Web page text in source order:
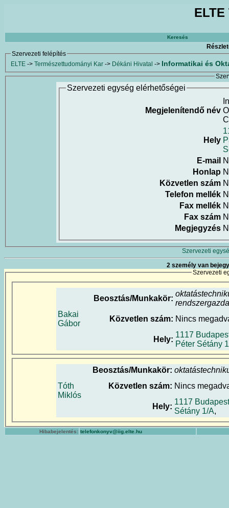
Keresés
Szervezeti felépítés
ELTE -> Természettudományi Kar -> Dékáni Hivatal -> Informatikai és
Szervezeti egység elérhetőségei
Megjelenítendő név
Hely
E-mail
Honlap
Közvetlen szám
Telefon mellék
Fax mellék
Fax szám
Megjegyzés
Szervezeti
2 személy van
Szervezeti
Bakai
Gábor
Beosztás/Munkakör:
rendszergazda
Közvetlen szám: Nincs
Hely:
1117
Péter Sétány
Tóth
Miklós
Beosztás/Munkakör:
Közvetlen szám: Nincs
Hely:
1117
Sétány 1/A,
Hibabejelentés: telefonkonyv@iig.elte.hu